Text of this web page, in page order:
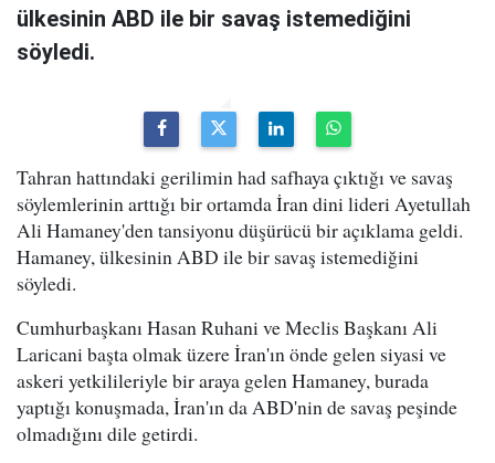
ülkesinin ABD ile bir savaş istemediğini
söyledi.
Tahran hattındaki gerilimin had safhaya çıktığı ve savaş
söylemlerinin arttığı bir ortamda İran dini lideri Ayetullah
Ali Hamaney'den tansiyonu düşürücü bir açıklama geldi.
Hamaney, ülkesinin ABD ile bir savaş istemediğini
söyledi.
Cumhurbaşkanı Hasan Ruhani ve Meclis Başkanı Ali
Laricani başta olmak üzere İran'ın önde gelen siyasi ve
askeri yetkilileriyle bir araya gelen Hamaney, burada
yaptığı konuşmada, İran'ın da ABD'nin de savaş peşinde
olmadığını dile getirdi.